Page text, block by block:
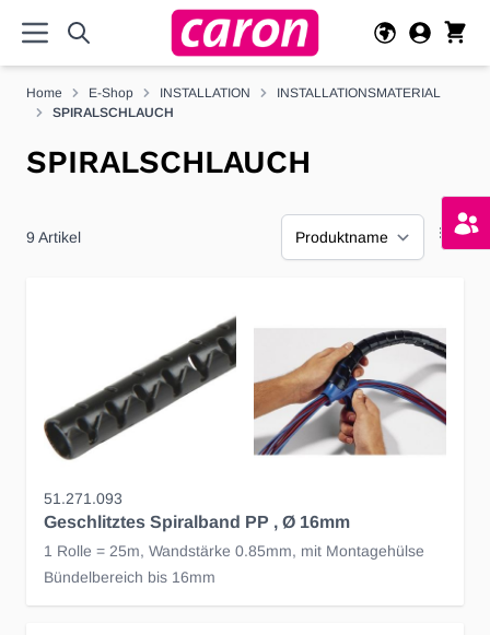
Home E-Shop INSTALLATION
INSTALLATIONSMATERIAL
SPIRALSCHLAUCH
SPIRALSCHLAUCH
9 Artikel
51.271.093
Geschlitztes Spiralband PP , Ø 16mm
1 Rolle = 25m, Wandstärke 0.85mm, mit Montagehülse
Bündelbereich bis 16mm